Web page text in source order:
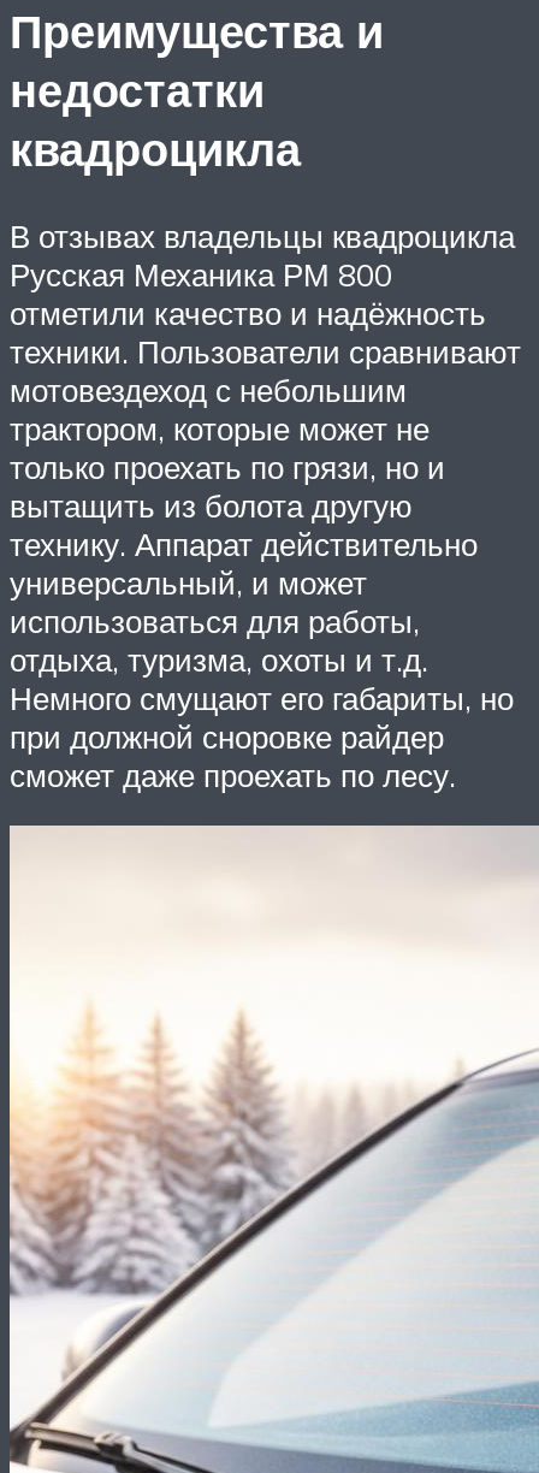
Преимущества и
недостатки
квадроцикла
В отзывах владельцы квадроцикла
Русская Механика РМ 800
отметили качество и надёжность
техники. Пользователи сравнивают
мотовездеход с небольшим
трактором, которые может не
только проехать по грязи, но и
вытащить из болота другую
технику. Аппарат действительно
универсальный, и может
использоваться для работы,
отдыха, туризма, охоты и т.д.
Немного смущают его габариты, но
при должной сноровке райдер
сможет даже проехать по лесу.